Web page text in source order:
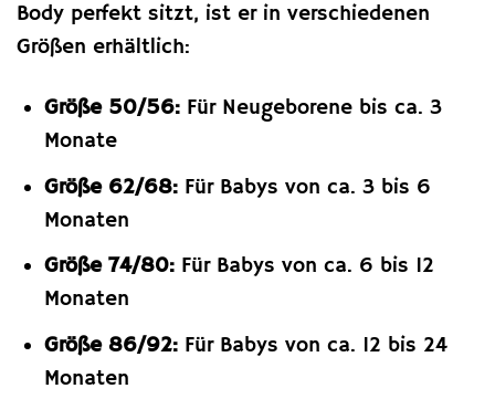
Body perfekt sitzt, ist er in verschiedenen
Größen erhältlich:
Größe 50/56:Für Neugeborene bis ca. 3
Monate
Größe 62/68:Für Babys von ca. 3 bis 6
Monaten
Größe 74/80:Für Babys von ca. 6 bis 12
Monaten
Größe 86/92:Für Babys von ca. 12 bis 24
Monaten